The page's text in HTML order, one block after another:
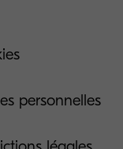
personnelles